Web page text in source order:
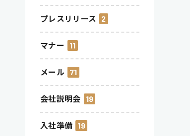
プレスリリース 2
マナー 11
メール 71
会社説明会 19
入社準備 19